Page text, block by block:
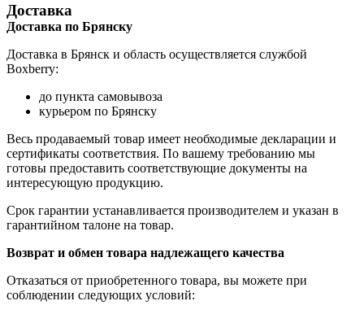
Доставка
Доставка по Брянску
Доставка в Брянск и область осуществляется службой
Boxberry:
до пункта самовывоза
курьером по Брянску
Весь продаваемый товар имеет необходимые декларации и
сертификаты соответствия. По вашему требованию мы
готовы предоставить соответствующие документы на
интересующую продукцию.
Срок гарантии устанавливается производителем и указан в
гарантийном талоне на товар.
Возврат и обмен товара надлежащего качества
Отказаться от приобретенного товара, вы можете при
соблюдении следующих условий: